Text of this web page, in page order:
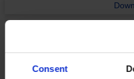
Consent
Videncenter